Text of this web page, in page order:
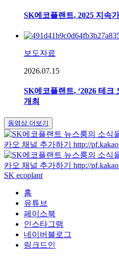
SK에코플랜트, 2025 지속
보도자료
2026.07.15
SK에코플랜트, ‘2026 테크
개최
동영상 더보기
SK ecoplant
홈
유튜브
페이스북
인스타그램
네이버블로그
링크드인